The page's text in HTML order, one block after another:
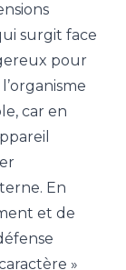
surgit face
pour
car en
En
et de
»